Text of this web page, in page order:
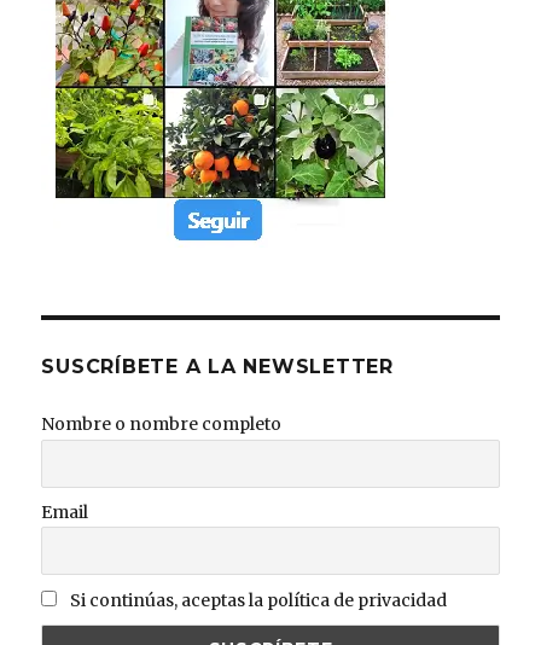
SUSCRÍBETE A LA NEWSLETTER
Nombre o nombre completo
Email
Si continúas, aceptas la política de privacidad